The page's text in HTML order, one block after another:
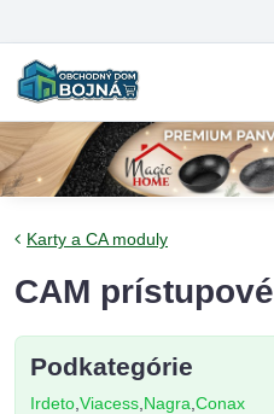
Karty a CA moduly
CAM prístupové
Podkategórie
Irdeto Viacess Nagra Conax